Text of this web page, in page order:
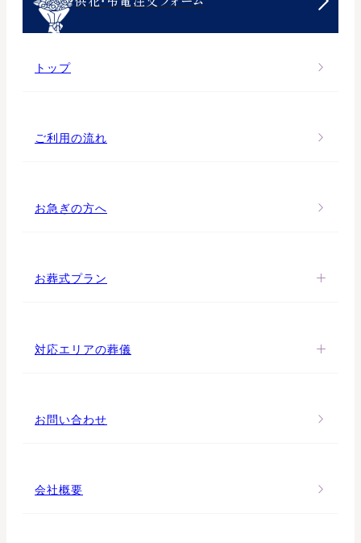
トップ
ご利用の流れ
お急ぎの方へ
お葬式プラン
対応エリアの葬儀
お問い合わせ
会社概要